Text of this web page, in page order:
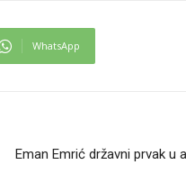
WhatsApp
Eman Emrić državni prvak u